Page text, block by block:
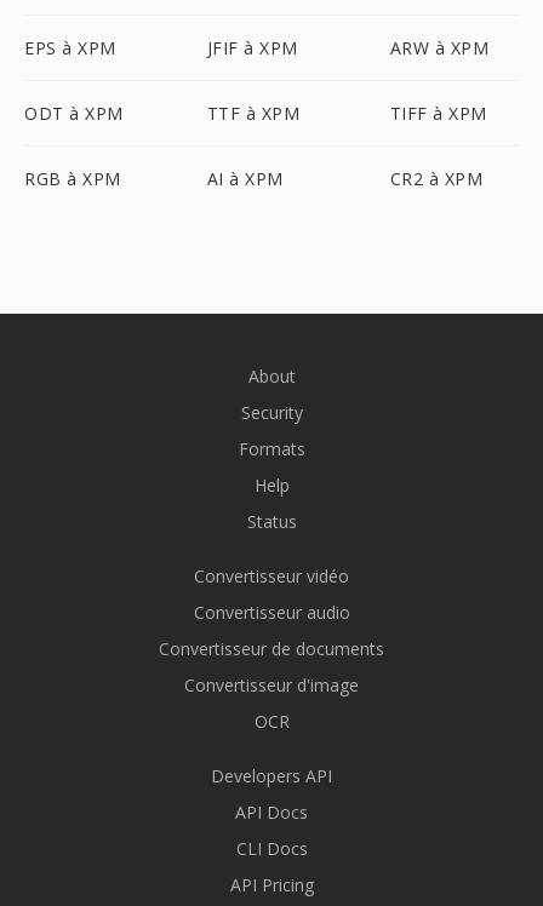
EPS à XPM JFIF à XPM ARW à XPM
ODT à XPM TTF à XPM TIFF à XPM
RGB à XPM AI à XPM CR2 à XPM
About
Security
Formats
Help
Status
Convertisseur vidéo
Convertisseur audio
Convertisseur de documents
Convertisseur d'image
OCR
Developers API
API Docs
CLI Docs
API Pricing